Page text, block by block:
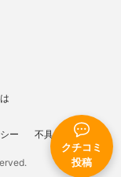
クチコミ
投稿
ー 不具合報告